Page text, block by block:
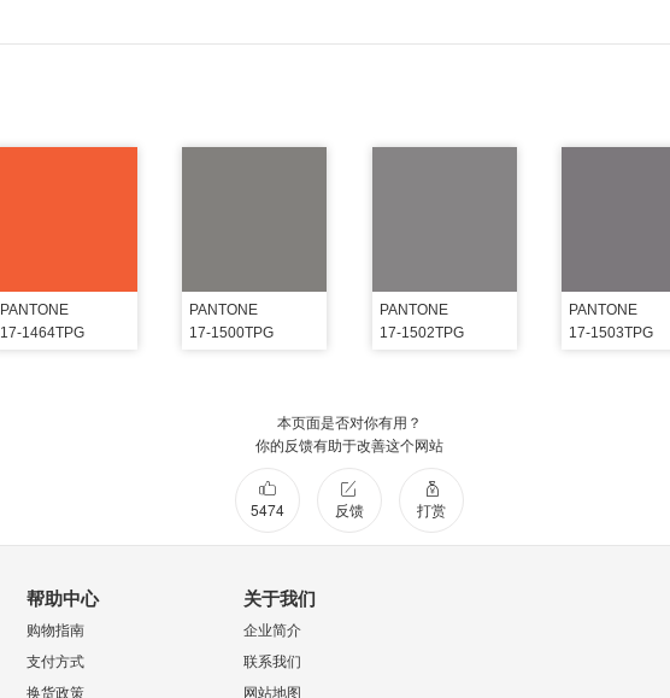
PANTONE
17-1464TPG
PANTONE
17-1500TPG
PANTONE
17-1502TPG
PANTONE
17-1503TPG
本页面是否对你有用？
你的反馈有助于改善这个网站
5474 反馈 打赏
帮助中心
购物指南
支付方式
换货政策
关于我们
企业简介
联系我们
网站地图